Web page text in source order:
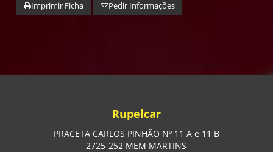
Imprimir Ficha Pedir Informações
Rupelcar
PRACETA CARLOS PINHÃO Nº 11 A e 11 B
2725-252 MEM MARTINS